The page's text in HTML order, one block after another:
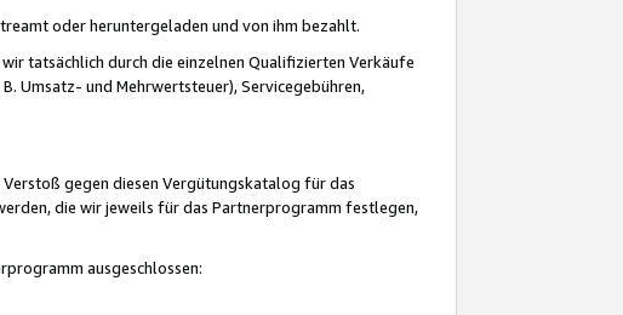
oder heruntergeladen und von ihm bezahlt.
tatsächlich durch die einzelnen Qualifizierten Verkäufe
Umsatz- und Mehrwertsteuer), Servicegebühren,
gegen diesen Vergütungskatalog für das
die wir jeweils für das Partnerprogramm festlegen,
ausgeschlossen: